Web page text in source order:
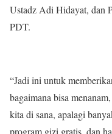
Ustadz Adi Hidayat, dan
PDT.
“Jadi ini untuk
bagaimana bisa
kita di sana, apalagi
program gizi gratis, dan